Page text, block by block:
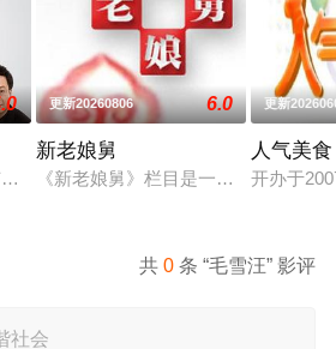
盾的当事人进入演播室，主持人和人
更新20260806 6.0
新老娘舅
《新老娘舅》栏目是一档全国首创
更新
人气美食
开办于
共0 条 “毛雪汪” 影评